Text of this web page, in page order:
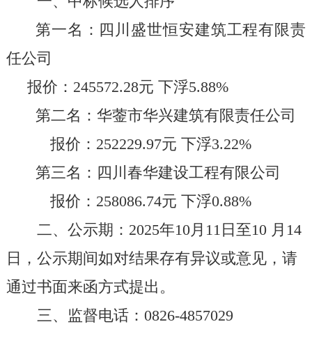
第一名 ： 四川盛世恒安建筑工程有限责
任公司
报价： 245572.28元 下浮5.88%
第二名： 华蓥市华兴建筑有限责任公司
报价： 252229.97元 下浮3.22%
第三名： 四川春华建设工程有限公司
报价： 258086.74元 下浮0.88%
二、公示期： 2025年10月 11日至10 月 14
日 ，公示期间如对结果存有异议或意见，请
通过书面来函方式提出。
三、监督电话： 0826-4857029